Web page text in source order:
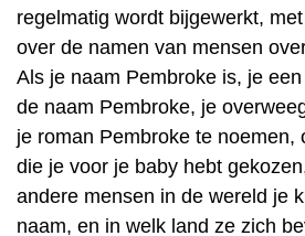
regelmatig wordt bijgewerkt,
over de namen van mensen
Als je naam Pembroke is, je
de naam Pembroke, je
je roman Pembroke te noemen,
die je voor je baby hebt
andere mensen in de wereld je
naam, en in welk land ze zich